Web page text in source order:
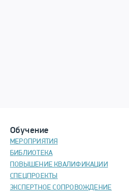
Обучение
МЕРОПРИЯТИЯ
БИБЛИОТЕКА
ПОВЫШЕНИЕ КВАЛИФИКАЦИИ
СПЕЦПРОЕКТЫ
ЭКСПЕРТНОЕ СОПРОВОЖДЕНИЕ